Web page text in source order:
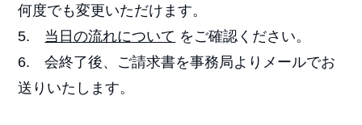
何度でも変更いただけます。
5. 当日の流れについて をご確認ください。
6. 会終了後、ご請求書を事務局よりメールでお
送りいたします。